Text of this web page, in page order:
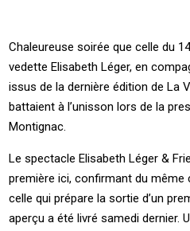
Chaleureuse soirée que celle du
vedette Elisabeth Léger, en
issus de la dernière édition de La
battaient à l’unisson lors de la
Montignac.
Le spectacle Elisabeth Léger &
première ici, confirmant du même
celle qui prépare la sortie d’un
aperçu a été livré samedi dernier.